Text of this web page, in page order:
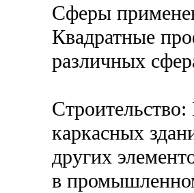
Сферы
Квадратные
различных
каркасных
других
в